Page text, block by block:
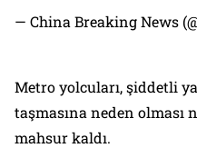
— China Breaking News
Metro yolcuları, şiddetli
taşmasına neden olması
mahsur kaldı.